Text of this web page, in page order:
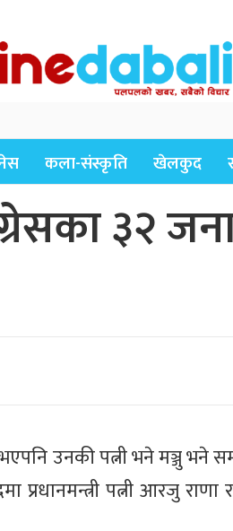
कला-संस्कृति खेलकुद
३२
उनकी पत्नी भने मञ्जु भने
पत्नी आरजु राणा